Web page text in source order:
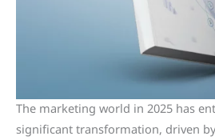
The marketing world in 2025 has
significant transformation, driven